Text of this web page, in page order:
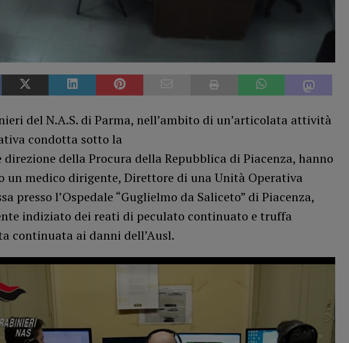
del N.A.S. di Parma, nell’ambito di un’articolata attività
condotta sotto la
direzione della Procura della Repubblica di Piacenza, hanno
un medico dirigente, Direttore di una Unità Operativa
presso l’Ospedale “Guglielmo da Saliceto” di Piacenza,
indiziato dei reati di peculato continuato e truffa
continuata ai danni dell’Ausl.